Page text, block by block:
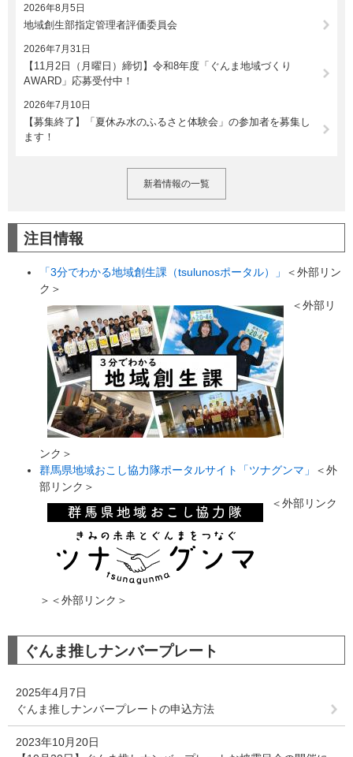
2026年8月5日
地域創生部指定管理者評価委員会
2026年7月31日
【11月2日（月曜日）締切】令和8年度「ぐんま地域づくり
AWARD」応募受付中！
2026年7月10日
【募集終了】「夏休み水のふるさと体験会」の参加者を募集し
ます！
新着情報の一覧
注目情報
「3分でわかる地域創生課（tsulunosポータル）」
＜外部リン
ク＞
＜外部リ
ンク＞
群馬県地域おこし協力隊ポータルサイト「ツナグンマ」
＜外
部リンク＞
＜外部リンク
＞ ＜外部リンク＞
ぐんま推しナンバープレート
2025年4月7日
ぐんま推しナンバープレートの申込方法
2023年10月20日